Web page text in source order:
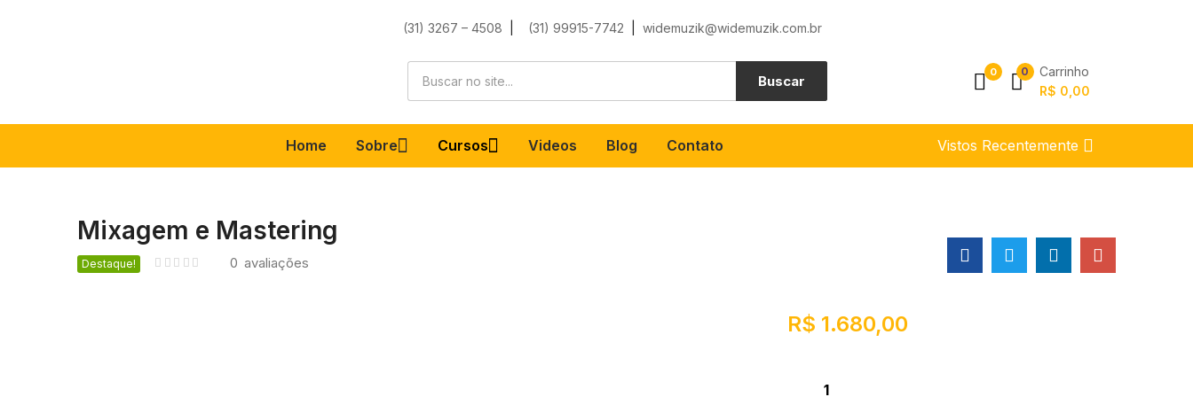
(31) 3267 – 4508 (31) 99915-7742 widemuzik@widemuzik.com.br
Buscar
0 0
Carrinho
R$ 0,00
Home Sobre Cursos Videos Blog Contato Vistos Recentemente
Mixagem e Mastering
Destaque! 0 avaliações
R$ 1.680,00